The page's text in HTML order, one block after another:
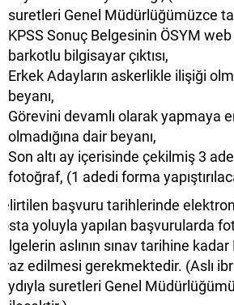
suretleri Genel Müdürlüğümüzce
KPSS Sonuç Belgesinin ÖSYM
barkotlu bilgisayar çıktısı,
Erkek Adayların askerlikle ilişiği
beyanı,
Görevini devamlı olarak yapmaya
olmadığına dair beyanı,
Son altı ay içerisinde çekilmiş 3
fotoğraf, (1 adedi forma
başvuru tarihlerinde
yoluyla yapılan başvurularda
aslının sınav tarihine
edilmesi gerekmektedir. (Aslı
suretleri Genel